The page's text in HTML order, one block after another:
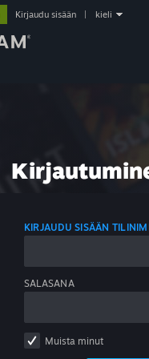
Kirjaudu sisään kieli
KIRJAUDU SISÄÄN
SALASANA
Muista minut